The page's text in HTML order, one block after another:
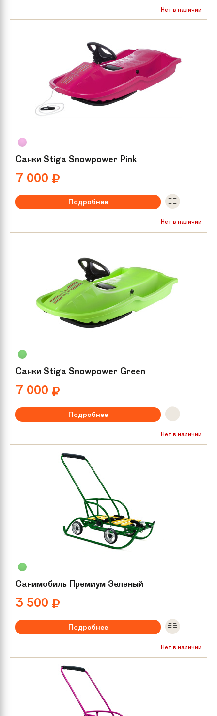
Нет в наличии
Санки Stiga Snowpower Pink
7 000 ₽
Подробнее
Нет в наличии
Санки Stiga Snowpower Green
7 000 ₽
Подробнее
Нет в наличии
Санимобиль Премиум Зеленый
3 500 ₽
Подробнее
Нет в наличии